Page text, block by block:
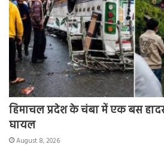
हिमाचल प्रदेश के चंबा में एक बस
घायल
August 8, 2026